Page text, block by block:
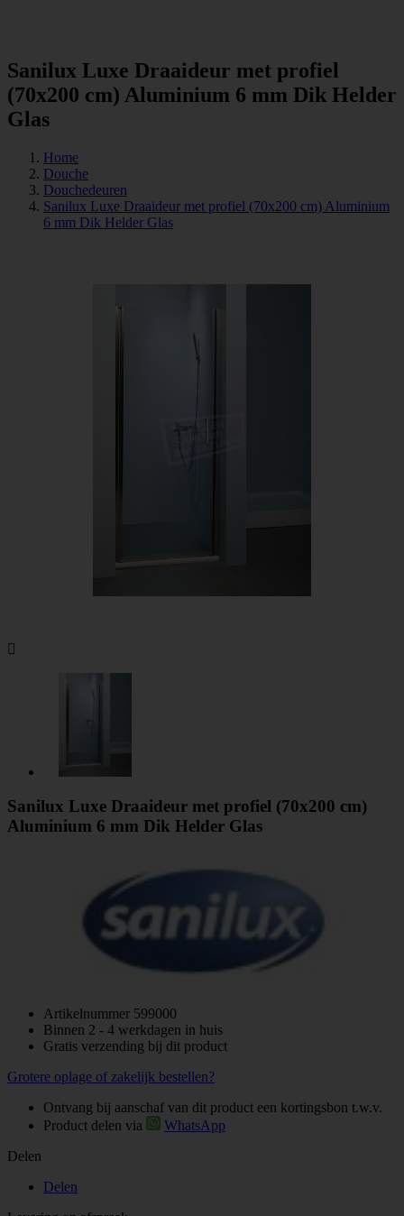
Sanilux Luxe Draaideur met profiel
(70x200 cm) Aluminium 6 mm Dik Helder
Glas
Home
Douche
Douchedeuren
Sanilux Luxe Draaideur met profiel (70x200 cm) Aluminium
6 mm Dik Helder Glas

Sanilux Luxe Draaideur met profiel (70x200 cm)
Aluminium 6 mm Dik Helder Glas
Artikelnummer 599000
Binnen 2 - 4 werkdagen in huis
Gratis verzending bij dit product
Grotere oplage of zakelijk bestellen?
Ontvang bij aanschaf van dit product een kortingsbon t.w.v.
Product delen via
WhatsApp
Delen
Delen